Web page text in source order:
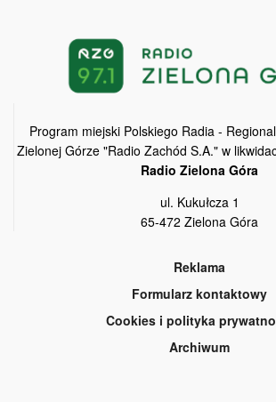
Program miejski Polskiego Radia -
Zielonej Górze "Radio Zachód S.A." w
Radio Zielona Góra
ul. Kukułcza 1
65-472 Zielona Góra
Reklama
Formularz kontaktowy
Cookies i polityka
Archiwum